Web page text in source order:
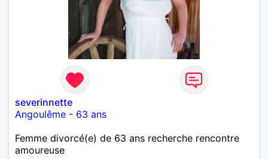
severinnette
Angoulême - 63 ans
Femme divorcé(e) de 63 ans recherche rencontre
amoureuse